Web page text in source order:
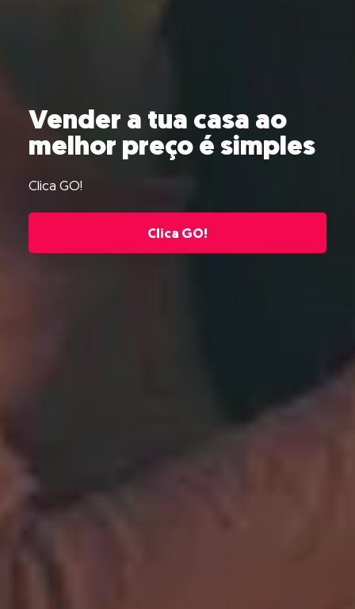
Vender a tua casa ao
melhor preço é simples
Clica GO!
Clica GO!